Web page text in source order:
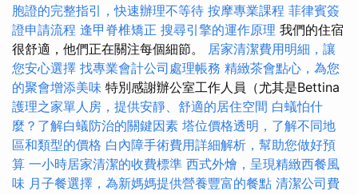
胞證的完整指引，快速辦理不等待 按摩專業課程 菲律賓簽
證申請流程 逢甲脊椎矯正 搜尋引擎的運作原理 我們的住宿
很舒適，他們正在關注每個細節。 居家清潔費用明細，讓
您安心選擇 找專業會計公司處理帳務 精緻茶會點心，為您
的聚會增添美味 特別感謝辦公室工作人員（尤其是Bettina
護理之家單人房，提供安靜、舒適的居住空間 白蟻怕什
麼？了解白蟻防治的關鍵因素 塔位價格透明，了解不同地
區和類型的價格 白內障手術費用詳細解析，幫助您做好預
算 一小時居家清潔的收費標準 西式外燴，呈現精緻西餐風
味 月子餐選擇，為新媽媽提供營養豐富的餐點 清潔公司費